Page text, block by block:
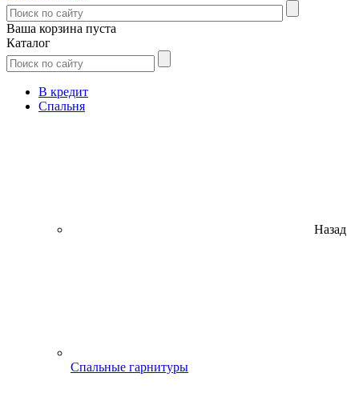
Ваша корзина пуста
Каталог
В кредит
Спальня
Назад
Спальные гарнитуры